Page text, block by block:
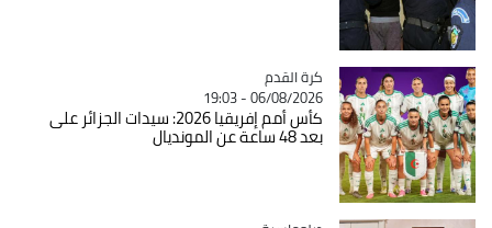
Catégorie
كرة القدم
06/08/2026 - 19:03
كأس أمم إفريقيا 2026: سيدات الجزائر على
بعد 48 ساعة عن المونديال